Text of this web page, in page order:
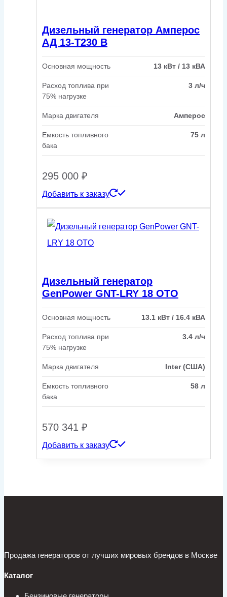
Дизельный генератор Амперос
АД 13-Т230 B
Основная мощность 13 кВт / 13 кВА
Расход топлива при
75% нагрузке
3 л/ч
Марка двигателя Амперос
Емкость топливного
бака
75 л
295 000 ₽
Добавить к заказу
Дизельный генератор
GenPower GNT-LRY 18 OTO
Основная мощность 13.1 кВт / 16.4 кВА
Расход топлива при
75% нагрузке
3.4 л/ч
Марка двигателя Inter (США)
Емкость топливного
бака
58 л
570 341 ₽
Добавить к заказу
Продажа генераторов от лучших мировых брендов в Москве
Каталог